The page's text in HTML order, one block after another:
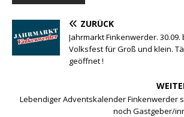
ZURÜCK
Jahrmarkt Finkenwerder. 30.09.
Volksfest für Groß und klein.
geöffnet !
Lebendiger Adventskalender Finkenwerder
noch Gastgeber/